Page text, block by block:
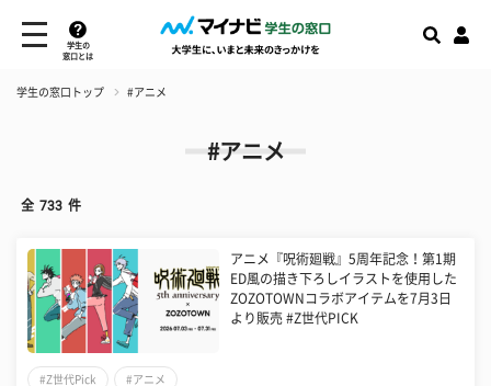
学生の
窓口とは
学生の窓口トップ #アニメ
#アニメ
全 733 件
アニメ『呪術廻戦』5周年記念！第1期
ED風の描き下ろしイラストを使用した
ZOZOTOWNコラボアイテムを7月3日
より販売 #Z世代PICK
#Z世代Pick #アニメ